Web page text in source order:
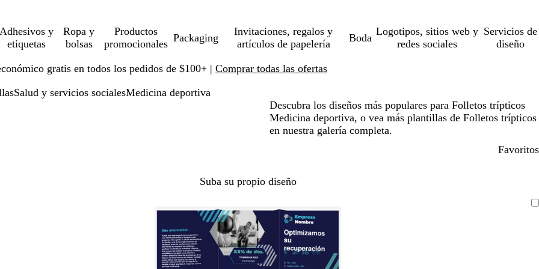
y
etiquetas
Ropa y
bolsas
Productos
promocionales
Packaging
Invitaciones, regalos y
artículos de papelería
Boda
Logotipos, sitios web y
redes sociales
Servicios de
diseño
gratis en todos los pedidos de $100+ | Comprar todas las ofertas
Salud y servicios socialesMedicina deportiva
Descubra los diseños más populares para Folletos trípticos
Medicina deportiva, o vea más plantillas de Folletos trípticos
en nuestra galería completa.
Favoritos
Suba su propio diseño